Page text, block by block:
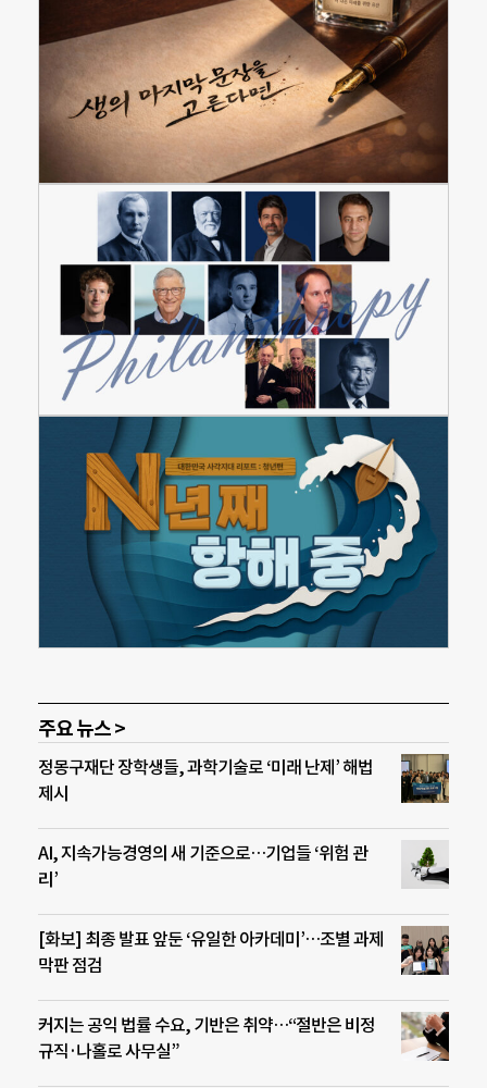
주요 뉴스 >
정몽구재단 장학생들, 과학기술로 ‘미래 난제’ 해법
제시
AI, 지속가능경영의 새 기준으로…기업들 ‘위험 관
리’
[화보] 최종 발표 앞둔 ‘유일한 아카데미’…조별 과제
막판 점검
커지는 공익 법률 수요, 기반은 취약…“절반은 비정
규직·나홀로 사무실”